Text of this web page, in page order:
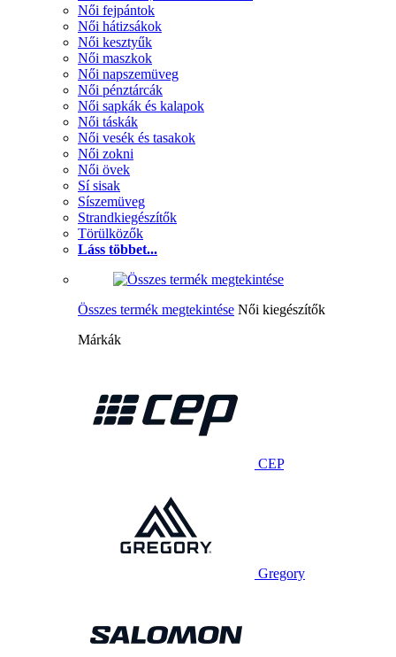
Női fejpántok
Női hátizsákok
Női kesztyűk
Női maszkok
Női napszemüveg
Női pénztárcák
Női sapkák és kalapok
Női táskák
Női vesék és tasakok
Női zokni
Női övek
Sí sisak
Síszemüveg
Strandkiegészítők
Törülközők
Láss többet...
Összes termék megtekintése Női kiegészítők
Márkák
CEP
Gregory